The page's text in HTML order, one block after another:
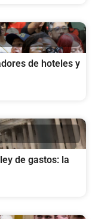
de hoteles y
de gastos: la